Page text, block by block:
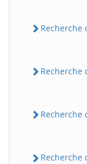
Recherche
Recherche
Recherche
Recherche